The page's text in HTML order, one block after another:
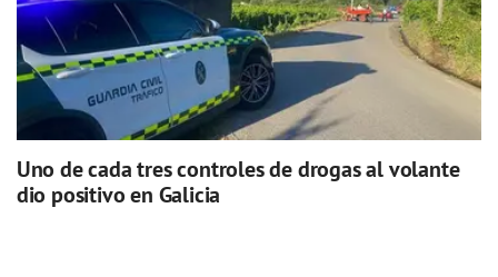
Uno de cada tres controles de drogas al volante
dio positivo en Galicia